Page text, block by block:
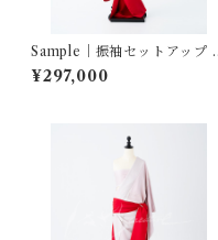
Sample｜振袖セットアップ
ばさら紋付孔雀松梅／赤三越
縮緬
¥297,000